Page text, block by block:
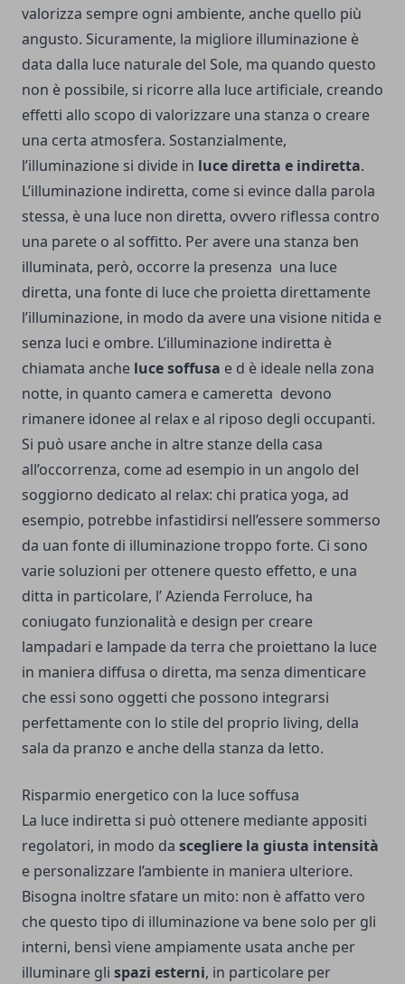
valorizza sempre ogni ambiente, anche quello più
angusto. Sicuramente, la migliore illuminazione è
data dalla luce naturale del Sole, ma quando questo
non è possibile, si ricorre alla luce artificiale, creando
effetti allo scopo di valorizzare una stanza o creare
una certa atmosfera. Sostanzialmente,
l’illuminazione si divide in luce diretta e indiretta.
L’illuminazione indiretta, come si evince dalla parola
stessa, è una luce non diretta, ovvero riflessa contro
una parete o al soffitto. Per avere una stanza ben
illuminata, però, occorre la presenza una luce
diretta, una fonte di luce che proietta direttamente
l’illuminazione, in modo da avere una visione nitida e
senza luci e ombre. L’illuminazione indiretta è
chiamata anche luce soffusa e d è ideale nella zona
notte, in quanto camera e cameretta devono
rimanere idonee al relax e al riposo degli occupanti.
Si può usare anche in altre stanze della casa
all’occorrenza, come ad esempio in un angolo del
soggiorno dedicato al relax: chi pratica yoga, ad
esempio, potrebbe infastidirsi nell’essere sommerso
da uan fonte di illuminazione troppo forte. Ci sono
varie soluzioni per ottenere questo effetto, e una
ditta in particolare, l’ Azienda Ferroluce, ha
coniugato funzionalità e design per creare
lampadari e lampade da terra che proiettano la luce
in maniera diffusa o diretta, ma senza dimenticare
che essi sono oggetti che possono integrarsi
perfettamente con lo stile del proprio living, della
sala da pranzo e anche della stanza da letto.
Risparmio energetico con la luce soffusa
La luce indiretta si può ottenere mediante appositi
regolatori, in modo da scegliere la giusta intensità
e personalizzare l’ambiente in maniera ulteriore.
Bisogna inoltre sfatare un mito: non è affatto vero
che questo tipo di illuminazione va bene solo per gli
interni, bensì viene ampiamente usata anche per
illuminare gli spazi esterni, in particolare per